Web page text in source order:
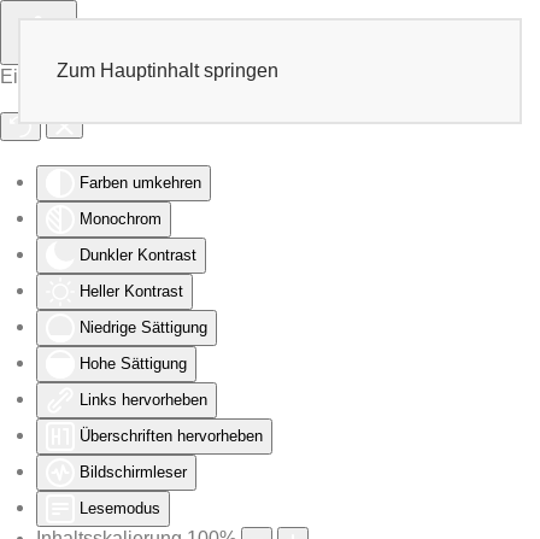
Eingabehilfen öffnen
Farben umkehren
Monochrom
Dunkler Kontrast
Heller Kontrast
Niedrige Sättigung
Hohe Sättigung
Links hervorheben
Überschriften hervorheben
Bildschirmleser
Lesemodus
Zum Hauptinhalt springen